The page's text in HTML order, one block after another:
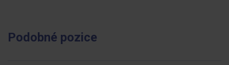
Podobné pozice